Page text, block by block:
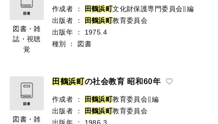
図書・雑
誌・視聴
覚
作成者 ： 田鶴浜町文化財保護専門委員会∥編
出版者
： 田鶴浜町教育委員会
出版年
：
1975.4
種別
： 図書
図書・雑
田 鶴浜町の社会教育 昭和60年
作成者 ： 田鶴浜町教育委員会∥編
出版者
： 田鶴浜町教育委員会
出版年
：
1986.3